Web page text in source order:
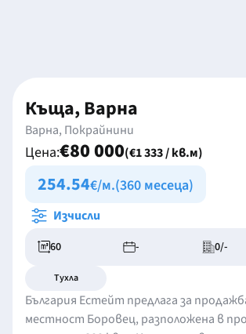
Къща, Варна
Варна, Покрайнини
Цена:€80 000(€1 333 / кв.м)
254.54€/м.(360 месеца)
Изчисли
60 - 0/-
Тухла
България Естейт предлага за
местност Боровец, разположена в